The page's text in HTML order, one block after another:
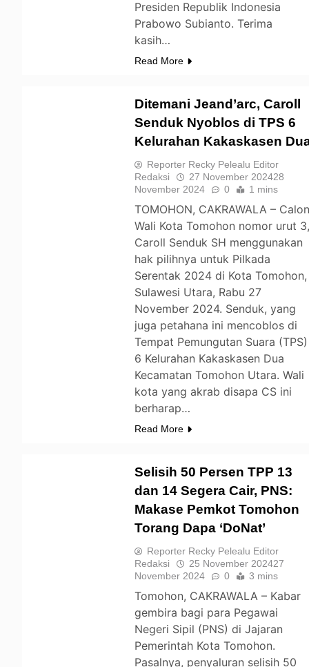
Presiden Republik Indonesia
Prabowo Subianto. Terima
kasih…
Read More
Ditemani Jeand’arc, Caroll
Senduk Nyoblos di TPS 6
Kelurahan Kakaskasen
Reporter Recky Pelealu Editor
Redaksi
27 November 202428
November 2024
0 1 mins
TOMOHON, CAKRAWALA –
Wali Kota Tomohon nomor urut
Caroll Senduk SH menggunakan
hak pilihnya untuk Pilkada
Serentak 2024 di Kota Tomohon,
Sulawesi Utara, Rabu 27
November 2024. Senduk, yang
juga petahana ini mencoblos di
Tempat Pemungutan Suara (TPS)
6 Kelurahan Kakaskasen Dua
Kecamatan Tomohon Utara. Wali
kota yang akrab disapa CS ini
berharap…
Read More
Selisih 50 Persen TPP 13
dan 14 Segera Cair, PNS:
Makase Pemkot Tomohon
Torang Dapa ‘DoNat’
Reporter Recky Pelealu Editor
Redaksi
25 November 202427
November 2024
0 3 mins
Tomohon, CAKRAWALA – Kabar
gembira bagi para Pegawai
Negeri Sipil (PNS) di Jajaran
Pemerintah Kota Tomohon.
Pasalnya, penyaluran selisih 50